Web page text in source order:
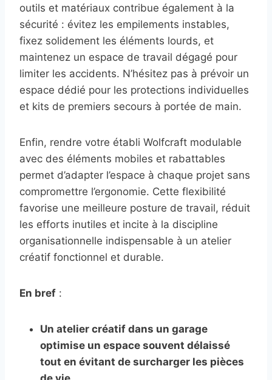
outils et matériaux contribue également à la
sécurité : évitez les empilements instables,
fixez solidement les éléments lourds, et
maintenez un espace de travail dégagé pour
limiter les accidents. N’hésitez pas à prévoir un
espace dédié pour les protections individuelles
et kits de premiers secours à portée de main.
Enfin, rendre votre établi Wolfcraft modulable
avec des éléments mobiles et rabattables
permet d’adapter l’espace à chaque projet sans
compromettre l’ergonomie. Cette flexibilité
favorise une meilleure posture de travail, réduit
les efforts inutiles et incite à la discipline
organisationnelle indispensable à un atelier
créatif fonctionnel et durable.
En bref :
Un atelier créatif dans un garage
optimise un espace souvent délaissé
tout en évitant de surcharger les pièces